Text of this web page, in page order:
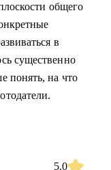
общего
в
существенно
понять, на что
5.0